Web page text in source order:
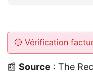
🔴 Vérification
📰 Source : The